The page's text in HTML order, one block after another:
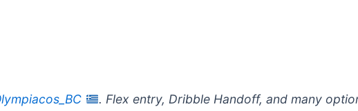
. Flex entry, Dribble Handoff, and many